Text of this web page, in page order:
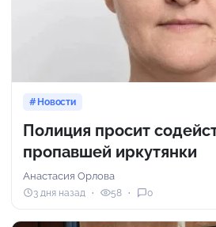
Новости
Полиция просит
пропавшей иркутянки
Анастасия Орлова
3 дня назад 58 0